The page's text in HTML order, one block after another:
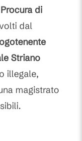
Procura di
dal
Striano
illegale,
magistrato